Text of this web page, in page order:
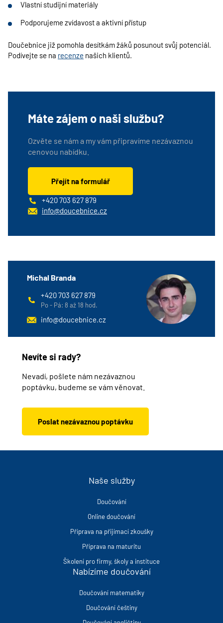
Vlastní studijní materiály
Podporujeme zvídavost a aktivní přístup
Doučebnice již pomohla desítkám žáků posunout svůj potenciál.
Podívejte se na recenze našich klientů.
Máte zájem o naši službu?
Ozvěte se nám a my vám připravíme nezávaznou
cenovou nabídku.
Přejít na formulář
+420 703 627 879
info@doucebnice.cz
Michal Branda
+420 703 627 879
Po - Pá: 8 až 18 hod.
info@doucebnice.cz
Nevíte si rady?
Nevadí, pošlete nám nezávaznou
poptávku, budeme se vám věnovat.
Poslat nezávaznou poptávku
Naše služby
Doučování
Online doučování
Příprava na přijímací zkoušky
Příprava na maturitu
Školení pro firmy, školy a instituce
Nabízíme doučování
Doučování matematiky
Doučování češtiny